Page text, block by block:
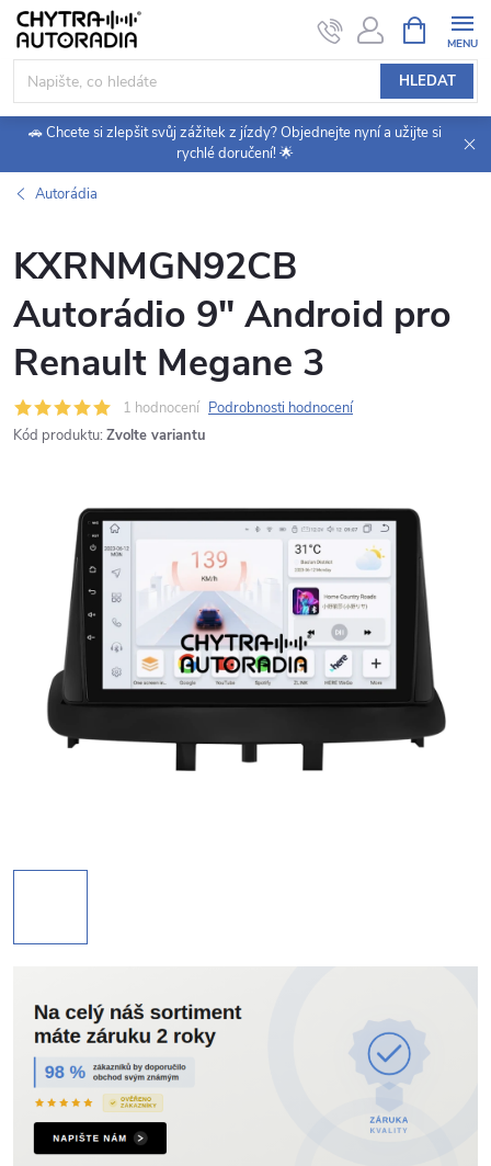
Přejít
obsah
HLEDAT
NÁKUPNÍ
KOŠÍK
🚗 Chcete si zlepšit svůj zážitek z jízdy? Objednejte nyní a užijte si
rychlé doručení! 🌟
Autorádia
KXRNMGN92CB
Autorádio 9" Android pro
Renault Megane 3
1 hodnocení Podrobnosti hodnocení
Kód produktu: Zvolte variantu